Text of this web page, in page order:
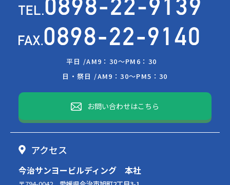
平日 /AM9：30～PM6：30
日・祭日 /AM9：30～PM5：30
お問い合わせはこちら
アクセス
今治サンヨービルディング 本社